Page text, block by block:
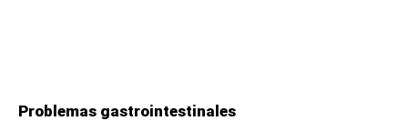
Problemas gastrointestinales